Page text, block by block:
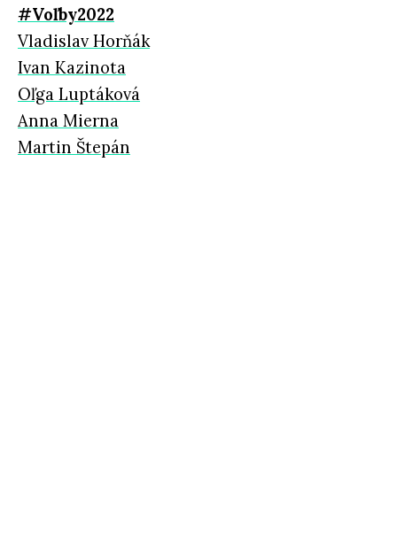
#Voľby2022
Vladislav Horňák
Ivan Kazinota
Oľga Luptáková
Anna Mierna
Martin Štepán